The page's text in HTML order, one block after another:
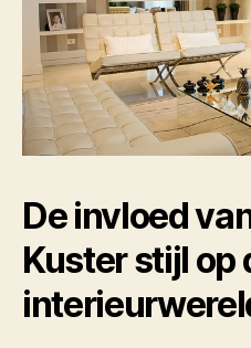
De invloed
Kuster stijl op